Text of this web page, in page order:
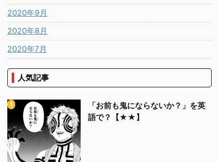
2020年9月
2020年8月
2020年7月
人気記事
「お前も鬼にならないか？」を英
語で？【★★】